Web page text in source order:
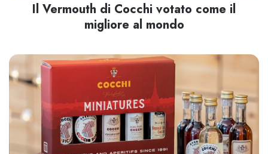
Il Vermouth di Cocchi votato come il
migliore al mondo